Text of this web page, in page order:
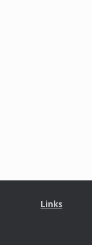
Links